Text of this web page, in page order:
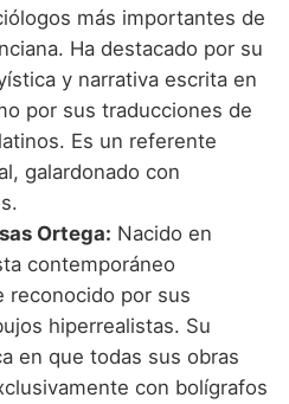
más importantes de
Ha destacado por su
y narrativa escrita en
por sus traducciones de
Es un referente
galardonado con
Ortega: Nacido en
contemporáneo
reconocido por sus
hiperrealistas. Su
en que todas sus obras
con bolígrafos